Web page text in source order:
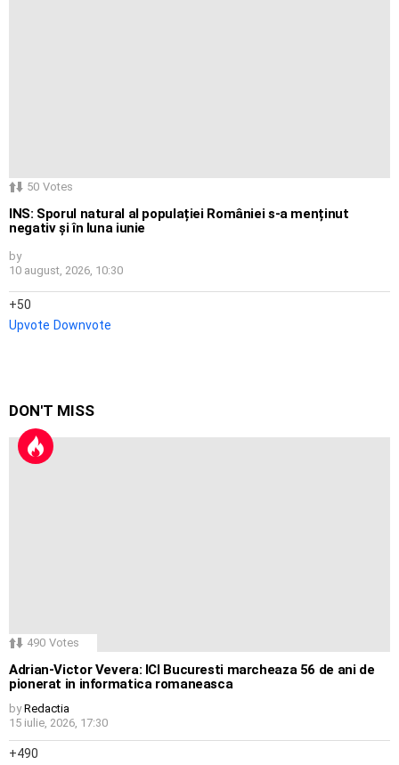
50 Votes
INS: Sporul natural al populației României s-a menținut
negativ și în luna iunie
by
10 august, 2026, 10:30
50
Upvote Downvote
DON'T MISS
490 Votes
Adrian-Victor Vevera: ICI Bucuresti marcheaza 56 de ani de
pionerat in informatica romaneasca
by Redactia
15 iulie, 2026, 17:30
490